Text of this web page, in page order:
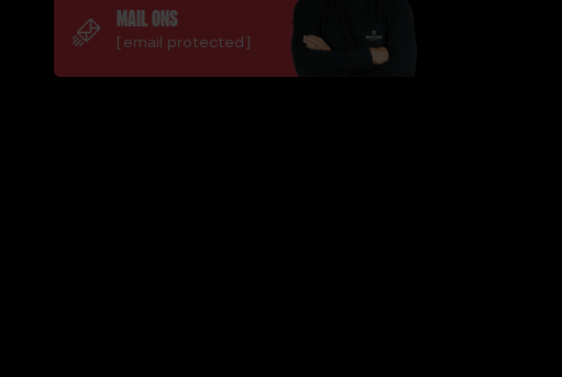
MAIL ONS
[email protected]